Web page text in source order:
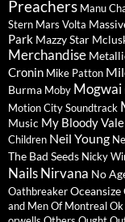
Preachers Manu
Stern Mars Volta
Park Mazzy Star
Merchandise
Cronin Mike Patton
Burma Moby Mogwai
Motion City Soundtrack
Music My Bloody
Children Neil Young
The Bad Seeds Nicky
Nails Nirvana No
OathbreakerOceansize
and MenOf MontrealOk